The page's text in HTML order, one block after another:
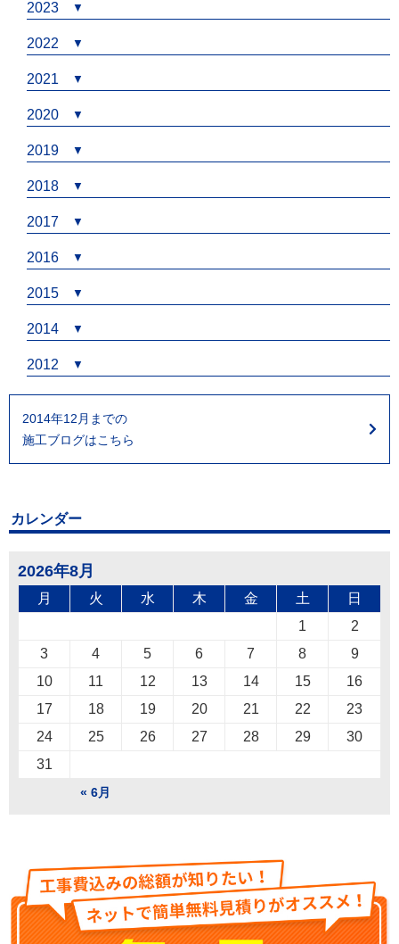
2023
2022
2021
2020
2019
2018
2017
2016
2015
2014
2012
2014年12月までの
施工ブログはこちら
カレンダー
2026年8月
月 火 水 木 金 土 日
« 6月
1
2
3
4 5 6 7 8
9
10
11 12 13 14 15
16
17
18 19 20 21 22
23
24
25 26 27 28 29
30
31